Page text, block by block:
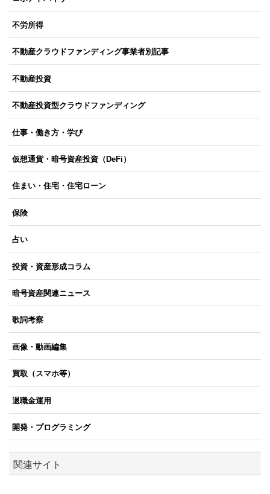
不労所得
不動産クラウドファンディング事業者別記事
不動産投資
不動産投資型クラウドファンディング
仕事・働き方・学び
仮想通貨・暗号資産投資（DeFi）
住まい・住宅・住宅ローン
保険
占い
投資・資産形成コラム
暗号資産関連ニュース
歌詞考察
画像・動画編集
買取（スマホ等）
退職金運用
開発・プログラミング
関連サイト